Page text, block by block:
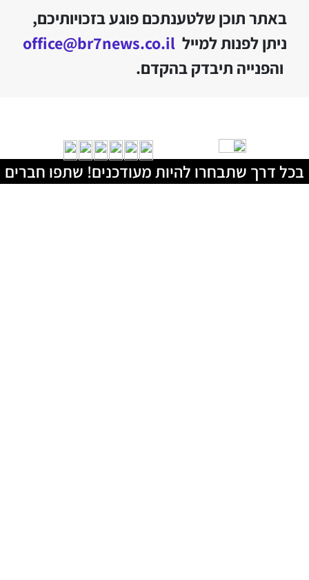
באתר תוכן שלטענתכם פוגע בזכויותיכם,
ניתן לפנות למייל office@br7news.co.il
והפנייה תיבדק בהקדם.
בכל דרך שתבחרו להיות מעודכנים! שתפו חברים